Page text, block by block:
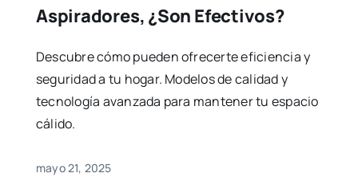
Aspiradores, ¿son Efectivos?
Descubre cómo pueden ofrecerte eficiencia y
seguridad a tu hogar. Modelos de calidad y
tecnología avanzada para mantener tu espacio
cálido.
mayo 21, 2025